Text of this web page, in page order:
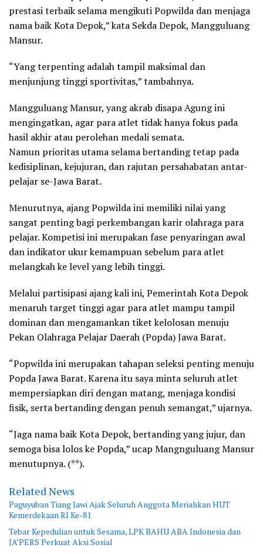
prestasi terbaik selama mengikuti Popwilda dan menjaga
nama baik Kota Depok,” kata Sekda Depok, Mangguluang
Mansur.
“Yang terpenting adalah tampil maksimal dan
menjunjung tinggi sportivitas,” tambahnya.
Mangguluang Mansur, yang akrab disapa Agung ini
mengingatkan, agar para atlet tidak hanya fokus pada
hasil akhir atau perolehan medali semata.
Namun prioritas utama selama bertanding tetap pada
kedisiplinan, kejujuran, dan rajutan persahabatan antar-
pelajar se-Jawa Barat.
Menurutnya, ajang Popwilda ini memiliki nilai yang
sangat penting bagi perkembangan karir olahraga para
pelajar. Kompetisi ini merupakan fase penyaringan awal
dan indikator ukur kemampuan sebelum para atlet
melangkah ke level yang lebih tinggi.
Melalui partisipasi ajang kali ini, Pemerintah Kota Depok
menaruh target tinggi agar para atlet mampu tampil
dominan dan mengamankan tiket kelolosan menuju
Pekan Olahraga Pelajar Daerah (Popda) Jawa Barat.
“Popwilda ini merupakan tahapan seleksi penting menuju
Popda Jawa Barat. Karena itu saya minta seluruh atlet
mempersiapkan diri dengan matang, menjaga kondisi
fisik, serta bertanding dengan penuh semangat,” ujarnya.
“Jaga nama baik Kota Depok, bertanding yang jujur, dan
semoga bisa lolos ke Popda,” ucap Mangnguluang Mansur
menutupnya. (**).
Related News
Paguyuban Tiang Jawi Ajak Seluruh Anggota Meriahkan HUT
Kemerdekaan RI Ke-81
Tebar Kepedulian untuk Sesama, LPK BAHU ABA Indonesia dan
JA’PERS Perkuat Aksi Sosial